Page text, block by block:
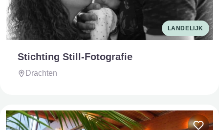
LANDELIJK
Stichting Still-Fotografie
Drachten